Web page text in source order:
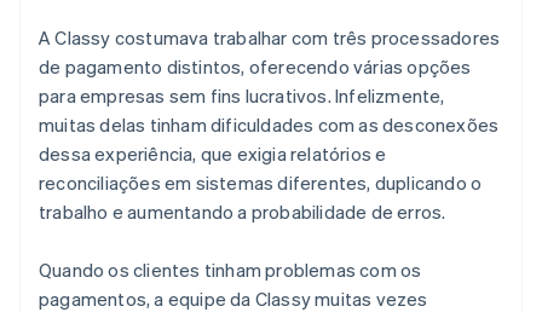
A Classy costumava trabalhar com três processadores
de pagamento distintos, oferecendo várias opções
para empresas sem fins lucrativos. Infelizmente,
muitas delas tinham dificuldades com as desconexões
dessa experiência, que exigia relatórios e
reconciliações em sistemas diferentes, duplicando o
trabalho e aumentando a probabilidade de erros.
Quando os clientes tinham problemas com os
pagamentos, a equipe da Classy muitas vezes